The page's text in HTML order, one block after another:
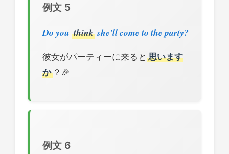
例文 5
Do you think she'll come to the party?
彼女がパーティーに来ると 思います
か ？🎉
例文 6